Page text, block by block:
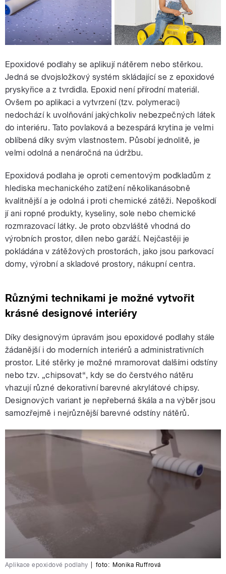
Epoxidové podlahy se aplikují nátěrem nebo stěrkou.
Jedná se dvojsložkový systém skládající se z epoxidové
pryskyřice a z tvrdidla. Epoxid není přírodní materiál.
Ovšem po aplikaci a vytvrzení (tzv. polymeraci)
nedochází k uvolňování jakýchkoliv nebezpečných látek
do interiéru. Tato povlaková a bezespárá krytina je velmi
oblíbená díky svým vlastnostem. Působí jednolitě, je
velmi odolná a nenáročná na údržbu.
Epoxidová podlaha je oproti cementovým podkladům z
hlediska mechanického zatížení několikanásobně
kvalitnější a je odolná i proti chemické zátěži. Nepoškodí
jí ani ropné produkty, kyseliny, sole nebo chemické
rozmrazovací látky. Je proto obzvláště vhodná do
výrobních prostor, dílen nebo garáží. Nejčastěji je
pokládána v zátěžových prostorách, jako jsou parkovací
domy, výrobní a skladové prostory, nákupní centra.
Různými technikami je možné vytvořit
krásné designové interiéry
Díky designovým úpravám jsou epoxidové podlahy stále
žádanější i do moderních interiérů a administrativních
prostor. Lité stěrky je možné mramorovat dalšími odstíny
nebo tzv. „chipsovat“, kdy se do čerstvého nátěru
vhazují různé dekorativní barevné akrylátové chipsy.
Designových variant je nepřeberná škála a na výběr jsou
samozřejmě i nejrůznější barevné odstíny nátěrů.
Aplikace epoxidové podlahy foto: Monika Ruffrová